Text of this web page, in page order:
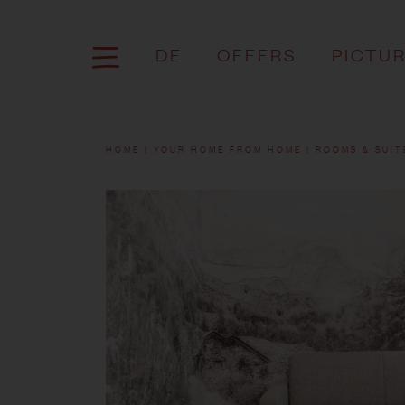
DE OFFERS
HOME YOUR HOME FROM HOME ROOMS &